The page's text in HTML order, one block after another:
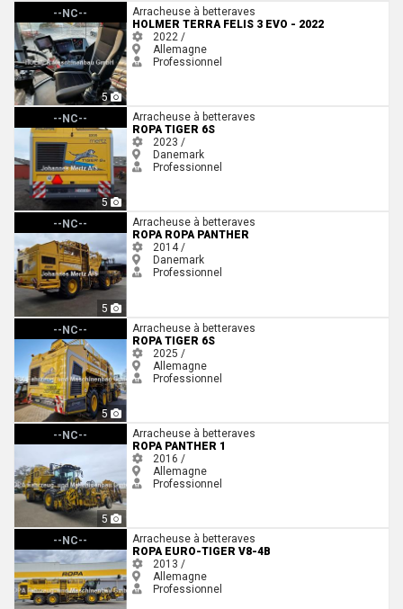
--NC--
5
Holmer Terra Felis 3 evo - 2022Arracheuse à betteraves
HOLMER TERRA FELIS 3 EVO - 2022
2022 /
Allemagne
Professionnel
--NC--
5
Ropa TIGER 6S
Arracheuse à betteraves
ROPA TIGER 6S
2023 /
Danemark
Professionnel
--NC--
5
Ropa ROPA PANTHER
Arracheuse à betteraves
ROPA ROPA PANTHER
2014 /
Danemark
Professionnel
--NC--
5
Ropa Tiger 6S
Arracheuse à betteraves
ROPA TIGER 6S
2025 /
Allemagne
Professionnel
--NC--
5
Ropa Panther 1
Arracheuse à betteraves
ROPA PANTHER 1
2016 /
Allemagne
Professionnel
--NC--
Ropa euro-Tiger V8-4b
Arracheuse à betteraves
ROPA EURO-TIGER V8-4B
2013 /
Allemagne
Professionnel